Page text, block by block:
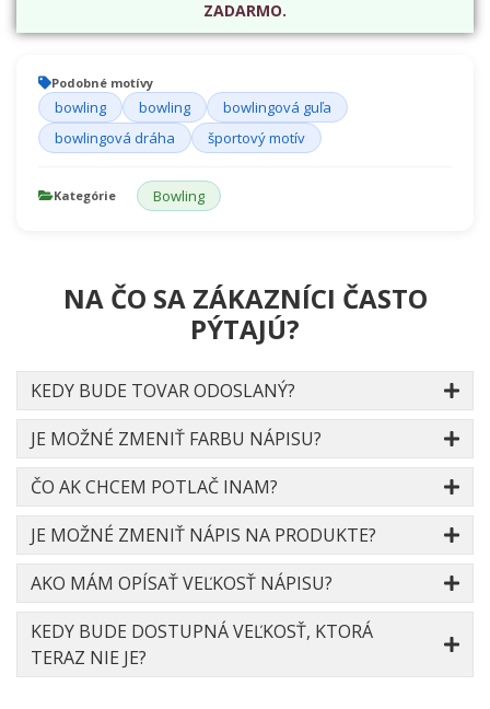
ZADARMO.
Podobné motívy
bowling bowling
bowlingová guľa
bowlingová dráha
športový motív
Kategórie Bowling
NA ČO SA ZÁKAZNÍCI ČASTO
PÝTAJÚ?
KEDY BUDE TOVAR ODOSLANÝ?
JE MOŽNÉ ZMENIŤ FARBU NÁPISU?
ČO AK CHCEM POTLAČ INAM?
JE MOŽNÉ ZMENIŤ NÁPIS NA PRODUKTE?
AKO MÁM OPÍSAŤ VEĽKOSŤ NÁPISU?
KEDY BUDE DOSTUPNÁ VEĽKOSŤ, KTORÁ
TERAZ NIE JE?